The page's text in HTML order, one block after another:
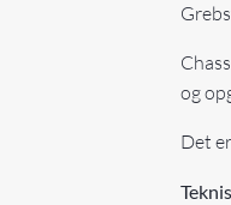
og
Det